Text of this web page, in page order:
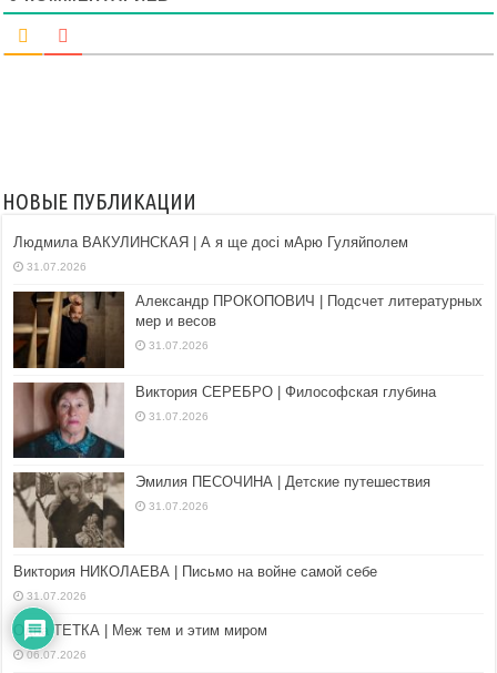
НОВЫЕ ПУБЛИКАЦИИ
Людмила ВАКУЛИНСКАЯ | А я ще досі мАрю Гуляйполем
31.07.2026
Александр ПРОКОПОВИЧ | Подсчет литературных
мер и весов
31.07.2026
Виктория СЕРЕБРО | Философская глубина
31.07.2026
Эмилия ПЕСОЧИНА | Детские путешествия
31.07.2026
Виктория НИКОЛАЕВА | Письмо на войне самой себе
31.07.2026
Одна ТЕТКА | Меж тем и этим миром
06.07.2026